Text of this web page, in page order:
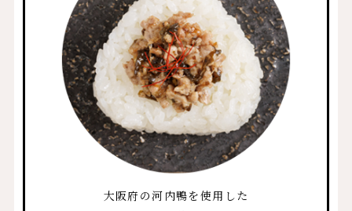
大阪府の河内鴨を使用した